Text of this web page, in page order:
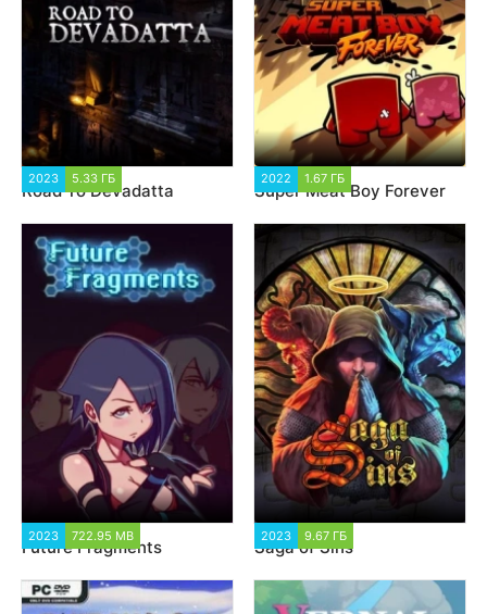
2023 5.33 ГБ
Road To Devadatta
2022 1.67 ГБ
Super Meat Boy Forever
2023 722.95 MB
Future Fragments
2023 9.67 ГБ
Saga of Sins